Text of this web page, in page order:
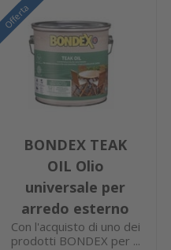
Offerta
BONDEX TEAK
OIL Olio
universale per
arredo esterno
Con l'acquisto di uno dei
prodotti BONDEX per ...